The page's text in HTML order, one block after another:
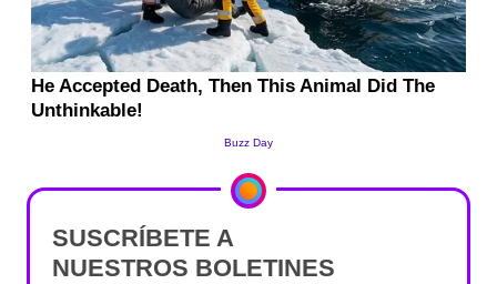
SUSCRÍBETE A
NUESTROS BOLETINES